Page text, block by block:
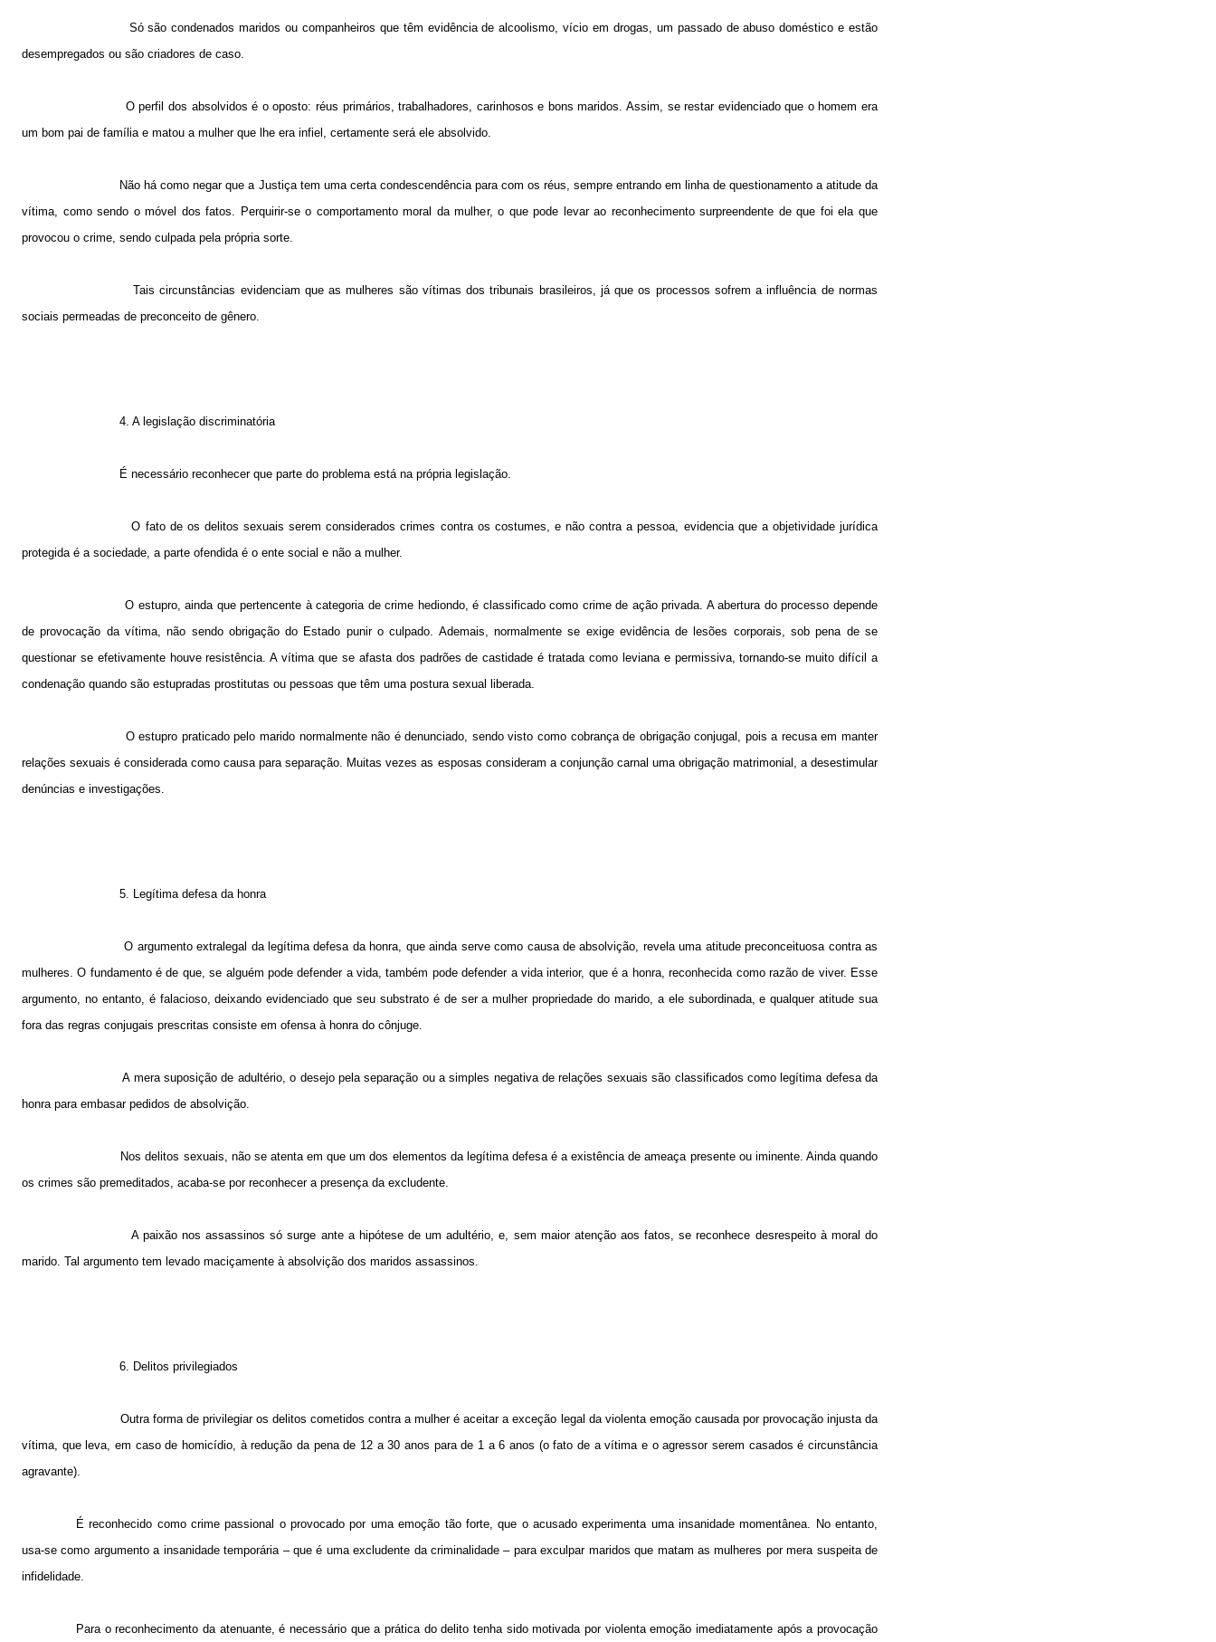
Só são condenados maridos ou companheiros que têm evidência de alcoolismo, vício em drogas, um passado de abuso doméstico e estão
desempregados ou são criadores de caso.
O perfil dos absolvidos é o oposto: réus primários, trabalhadores, carinhosos e bons maridos. Assim, se restar evidenciado que o homem era
um bom pai de família e matou a mulher que lhe era infiel, certamente será ele absolvido.
Não há como negar que a Justiça tem uma certa condescendência para com os réus, sempre entrando em linha de questionamento a atitude da
vítima, como sendo o móvel dos fatos. Perquirir-se o comportamento moral da mulher, o que pode levar ao reconhecimento surpreendente de que foi ela que
provocou o crime, sendo culpada pela própria sorte.
Tais circunstâncias evidenciam que as mulheres são vítimas dos tribunais brasileiros, já que os processos sofrem a influência de normas
sociais permeadas de preconceito de gênero.
4. Alegislação discriminatória
É necessário reconhecer que parte do problema está na própria legislação.
O fato de os delitos sexuais serem considerados crimes contra os costumes, e não contra a pessoa, evidencia que a objetividade jurídica
protegida é a sociedade, a parte ofendida é o ente social e não a mulher.
O estupro, ainda que pertencente à categoria de crime hediondo, é classificado como crime de ação privada. A abertura do processo depende
de provocação da vítima, não sendo obrigação do Estado punir o culpado. Ademais, normalmente se exige evidência de lesões corporais, sob pena de se
questionar se efetivamente houve resistência. A vítima que se afasta dos padrões de castidade é tratada como leviana e permissiva, tornando-se muito difícil a
condenação quando são estupradas prostitutas ou pessoas que têm uma postura sexual liberada.
O estupro praticado pelo marido normalmente não é denunciado, sendo visto como cobrança de obrigação conjugal, pois a recusa em manter
relações sexuais é considerada como causa para separação. Muitas vezes as esposas consideram a conjunção carnal uma obrigação matrimonial, a desestimular
denúncias e investigações.
5. Legítima defesa da honra
O argumento extralegal da legítima defesa da honra, que ainda serve como causa de absolvição, revela uma atitude preconceituosa contra as
mulheres. O fundamento é de que, se alguém pode defender a vida, também pode defender a vida interior, que é a honra, reconhecida como razão de viver. Esse
argumento, no entanto, é falacioso, deixando evidenciado que seu substrato é de ser a mulher propriedade do marido, a ele subordinada, e qualquer atitude sua
fora das regras conjugais prescritas consiste em ofensa à honra do cônjuge.
A mera suposição de adultério, o desejo pela separação ou a simples negativa de relações sexuais são classificados como legítima defesa da
honra para embasar pedidos de absolvição.
Nos delitos sexuais, não se atenta em que um dos elementos da legítima defesa é a existência de ameaça presente ou iminente. Ainda quando
os crimes são premeditados, acaba-se por reconhecer a presença da excludente.
A paixão nos assassinos só surge ante a hipótese de um adultério, e, sem maior atenção aos fatos, se reconhece desrespeito à moral do
marido. Tal argumento tem levado maciçamente à absolvição dos maridos assassinos.
6. Delitos privilegiados
Outra forma de privilegiar os delitos cometidos contra a mulher é aceitar a exceção legal da violenta emoção causada por provocação injusta da
vítima, que leva, em caso de homicídio, à redução da pena de 12 a30 anos para de 1 a6 anos (o fato de a vítima e o agressor serem casados é circunstância
agravante).
É reconhecido como crime passional o provocado por uma emoção tão forte, que o acusado experimenta uma insanidade momentânea. No entanto,
usa-se como argumento a insanidade temporária – que é uma excludente da criminalidade – para exculpar maridos que matam as mulheres por mera suspeita de
infidelidade.
Para o reconhecimento da atenuante, é necessário que a prática do delito tenha sido motivada por violenta emoção imediatamente após a provocação